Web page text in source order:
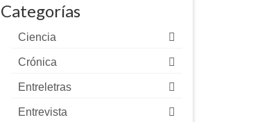
Categorías
Ciencia
Crónica
Entreletras
Entrevista